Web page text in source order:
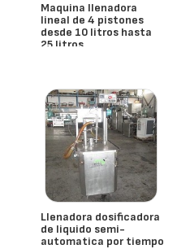
Maquina llenadora
lineal de 4 pistones
desde 10 litros hasta
25 litros
Llenadora dosificadora
de liquido semi-
automatica por tiempo